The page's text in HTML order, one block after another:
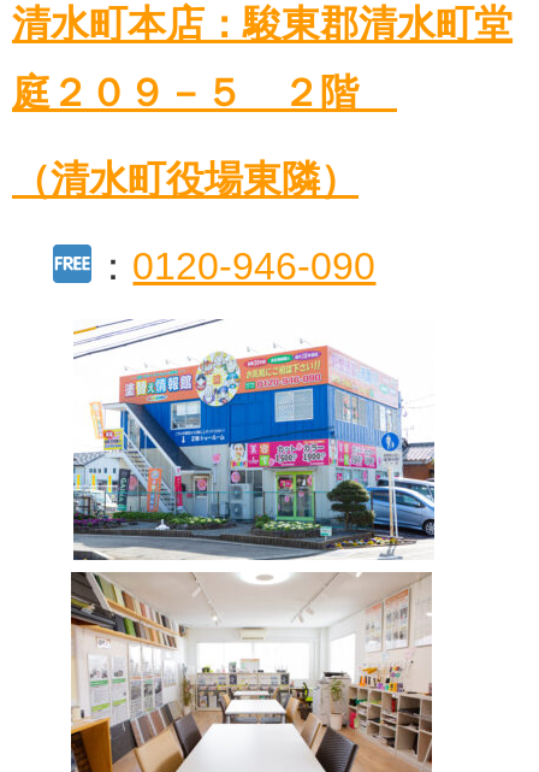
清水町本店：駿東郡清水町堂
庭２０９－５ ２階
（清水町役場東隣）
： 0120-946-090